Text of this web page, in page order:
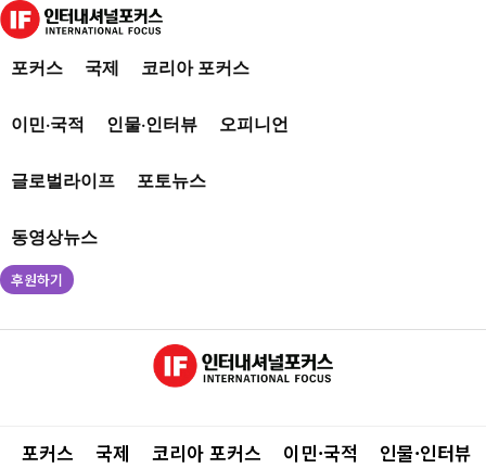
포커스 국제 코리아 포커스
이민·국적 인물·인터뷰 오피니언
글로벌라이프 포토뉴스
동영상뉴스
후원하기
포커스 국제 코리아 포커스 이민·국적 인물·인터뷰